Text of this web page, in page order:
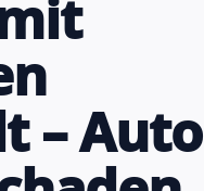
– Auto